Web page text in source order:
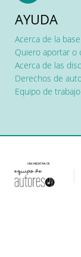
AYUDA
Acerca de la
Quiero aportar o
Acerca de las
Derechos de
Equipo de